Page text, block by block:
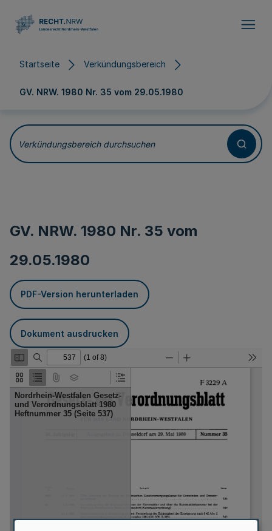
Startseite Verkündungsbereich
GV. NRW. 1980 Nr. 35 vom 29.05.1980
Verkündungsbereich durchsuchen
GV. NRW. 1980 Nr. 35 vom
29.05.1980
PDF-Version herunterladen
Dokument ausdrucken